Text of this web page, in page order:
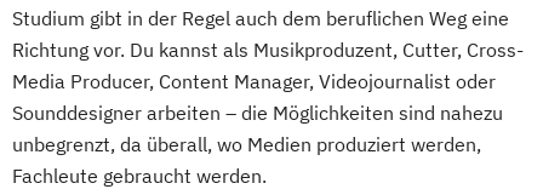
Studium gibt in der Regel auch dem beruflichen Weg eine
Richtung vor. Du kannst als Musikproduzent, Cutter, Cross-
Media Producer, Content Manager, Videojournalist oder
Sounddesigner arbeiten – die Möglichkeiten sind nahezu
unbegrenzt, da überall, wo Medien produziert werden,
Fachleute gebraucht werden.